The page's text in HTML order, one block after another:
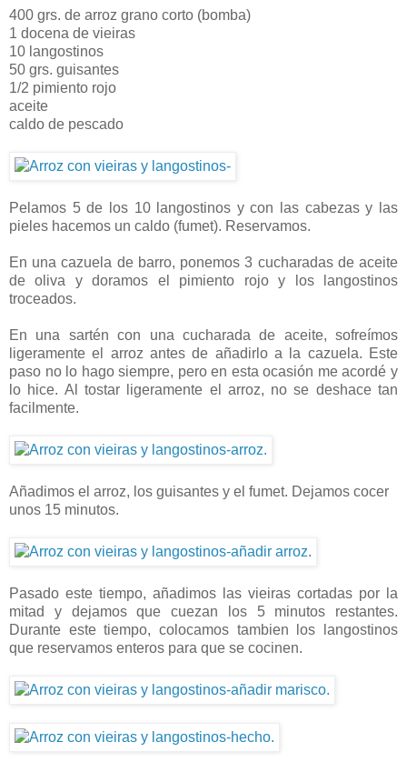
400 grs. de arroz grano corto (bomba)
1 docena de vieiras
10 langostinos
50 grs. guisantes
1/2 pimiento rojo
aceite
caldo de pescado
Pelamos 5 de los 10 langostinos y con las cabezas y las
pieles hacemos un caldo (fumet). Reservamos.
En una cazuela de barro, ponemos 3 cucharadas de aceite
de oliva y doramos el pimiento rojo y los langostinos
troceados.
En una sartén con una cucharada de aceite, sofreímos
ligeramente el arroz antes de añadirlo a la cazuela. Este
paso no lo hago siempre, pero en esta ocasión me acordé y
lo hice. Al tostar ligeramente el arroz, no se deshace tan
facilmente.
Añadimos el arroz, los guisantes y el fumet. Dejamos cocer
unos 15 minutos.
Pasado este tiempo, añadimos las vieiras cortadas por la
mitad y dejamos que cuezan los 5 minutos restantes.
Durante este tiempo, colocamos tambien los langostinos
que reservamos enteros para que se cocinen.